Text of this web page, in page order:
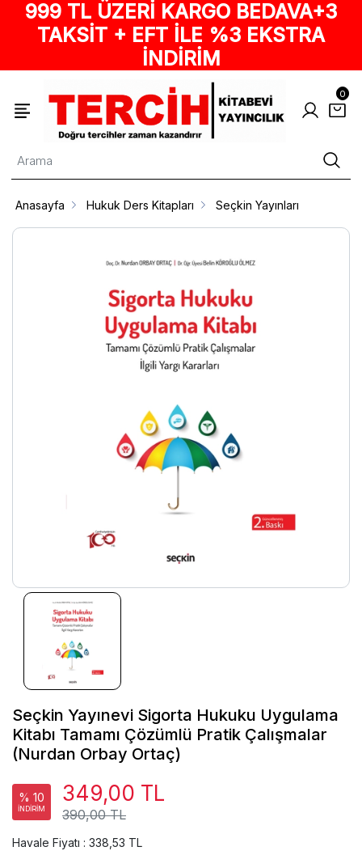
999 TL ÜZERİ KARGO BEDAVA+3
TAKSİT + EFT İLE %3 EKSTRA
İNDİRİM
0
Anasayfa Hukuk Ders Kitapları Seçkin Yayınları
Seçkin Yayınevi Sigorta Hukuku Uygulama
Kitabı Tamamı Çözümlü Pratik Çalışmalar
(Nurdan Orbay Ortaç)
% 10
İNDİRİM 390,00 TL
349,00 TL
Havale Fiyatı : 338,53 TL